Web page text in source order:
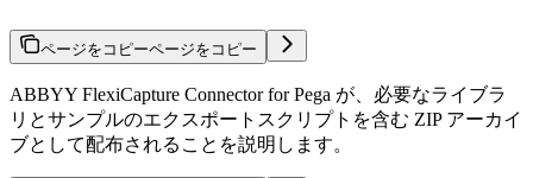
ページをコピーページをコピー
ABBYY FlexiCapture Connector for Pega が、必要なライブラ
リとサンプルのエクスポートスクリプトを含む ZIP アーカイ
ブとして配布されることを説明します。